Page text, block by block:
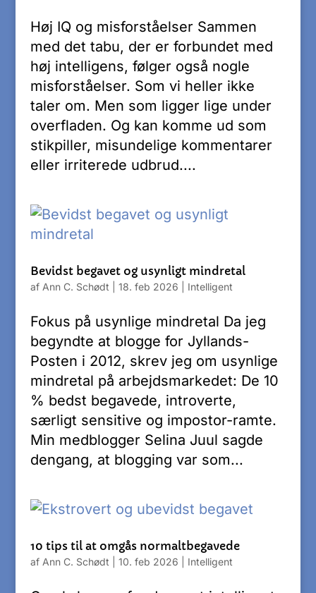
Høj IQ og misforståelser Sammen
med det tabu, der er forbundet med
høj intelligens, følger også nogle
misforståelser. Som vi heller ikke
taler om. Men som ligger lige under
overfladen. Og kan komme ud som
stikpiller, misundelige kommentarer
eller irriterede udbrud....
Bevidst begavet og usynligt mindretal
af Ann C. Schødt 18. feb 2026 Intelligent
Fokus på usynlige mindretal Da jeg
begyndte at blogge for Jyllands-
Posten i 2012, skrev jeg om usynlige
mindretal på arbejdsmarkedet: De 10
% bedst begavede, introverte,
særligt sensitive og impostor-ramte.
Min medblogger Selina Juul sagde
dengang, at blogging var som...
10 tips til at omgås normaltbegavede
af Ann C. Schødt 10. feb 2026 Intelligent